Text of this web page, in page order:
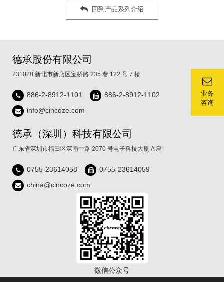
业务
咨询
回到产品系列介绍
德承股份有限公司
231028 新北市新店区宝桥路 235 巷 122 号 7 楼
886-2-8912-1101
886-2-8912-1102
info@cincoze.com
德承（深圳）科技有限公司
广东省深圳市福田区深南中路 2070 号电子科技大厦 A 座
0755-23614058
0755-23614059
china@cincoze.com
微信公众号